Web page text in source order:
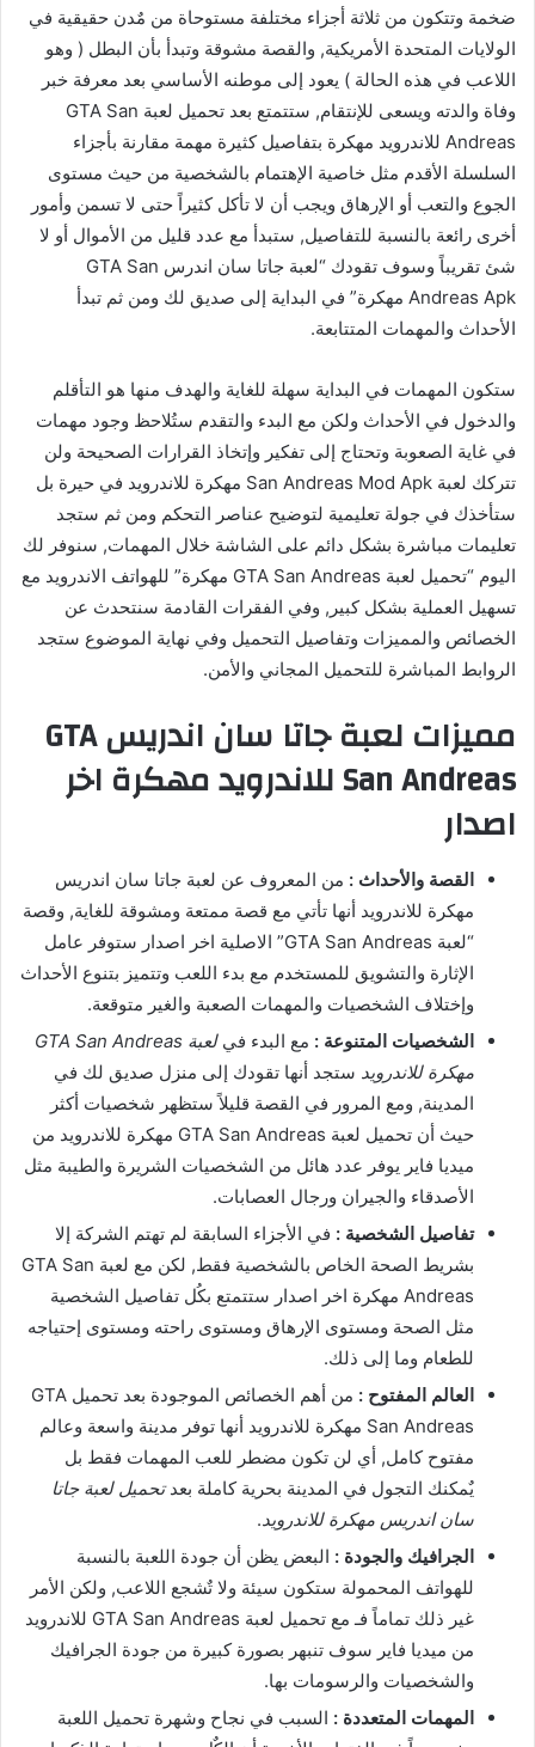
ضخمة وتتكون من ثلاثة أجزاء مختلفة مستوحاة من مٌدن حقيقية في
الولايات المتحدة الأمريكية, والقصة مشوقة وتبدأ بأن البطل ( وهو
اللاعب في هذه الحالة ) يعود إلى موطنه الأساسي بعد معرفة خبر
وفاة والدته ويسعى للإنتقام, ستتمتع بعد تحميل لعبة GTA San
Andreas للاندرويد مهكرة بتفاصيل كثيرة مهمة مقارنة بأجزاء
السلسلة الأقدم مثل خاصية الإهتمام بالشخصية من حيث مستوى
الجوع والتعب أو الإرهاق ويجب أن لا تأكل كثيراً حتى لا تسمن وأمور
أخرى رائعة بالنسبة للتفاصيل, ستبدأ مع عدد قليل من الأموال أو لا
شئ تقريباً وسوف تقودك “لعبة جاتا سان اندرس GTA San
Andreas Apk مهكرة” في البداية إلى صديق لك ومن ثم تبدأ
الأحداث والمهمات المتتابعة.
ستكون المهمات في البداية سهلة للغاية والهدف منها هو التأقلم
والدخول في الأحداث ولكن مع البدء والتقدم ستُلاحظ وجود مهمات
في غاية الصعوبة وتحتاج إلى تفكير وإتخاذ القرارات الصحيحة ولن
تتركك لعبة San Andreas Mod Apk مهكرة للاندرويد في حيرة بل
ستأخذك في جولة تعليمية لتوضيح عناصر التحكم ومن ثم ستجد
تعليمات مباشرة بشكل دائم على الشاشة خلال المهمات, سنوفر لك
اليوم “تحميل لعبة GTA San Andreas مهكرة” للهواتف الاندرويد مع
تسهيل العملية بشكل كبير, وفي الفقرات القادمة سنتحدث عن
الخصائص والمميزات وتفاصيل التحميل وفي نهاية الموضوع ستجد
الروابط المباشرة للتحميل المجاني والأمن.
مميزات لعبة جاتا سان اندريس GTA
San Andreas للاندرويد مهكرة اخر
اصدار
القصة والأحداث : من المعروف عن لعبة جاتا سان اندريس
مهكرة للاندرويد أنها تأتي مع قصة ممتعة ومشوقة للغاية, وقصة
“لعبة GTA San Andreas” الاصلية اخر اصدار ستوفر عامل
الإثارة والتشويق للمستخدم مع بدء اللعب وتتميز بتنوع الأحداث
وإختلاف الشخصيات والمهمات الصعبة والغير متوقعة.
الشخصيات المتنوعة : مع البدء في
لعبة GTA San Andreas
مهكرة للاندرويد ستجد أنها تقودك إلى منزل صديق لك في
المدينة, ومع المرور في القصة قليلاً ستظهر شخصيات أكثر
حيث أن تحميل لعبة GTA San Andreas مهكرة للاندرويد من
ميديا فاير يوفر عدد هائل من الشخصيات الشريرة والطيبة مثل
الأصدقاء والجيران ورجال العصابات.
تفاصيل الشخصية : في الأجزاء السابقة لم تهتم الشركة إلا
بشريط الصحة الخاص بالشخصية فقط, لكن مع لعبة GTA San
Andreas مهكرة اخر اصدار ستتمتع بكُل تفاصيل الشخصية
مثل الصحة ومستوى الإرهاق ومستوى راحته ومستوى إحتياجه
للطعام وما إلى ذلك.
العالم المفتوح :
من أهم الخصائص الموجودة بعد تحميل GTA
San Andreas مهكرة للاندرويد أنها توفر مدينة واسعة وعالم
مفتوح كامل, أي لن تكون مضطر للعب المهمات فقط بل
يٌمكنك التجول في المدينة بحرية كاملة بعدتحميل لعبة جاتا
سان اندريس مهكرة للاندرويد.
الجرافيك والجودة : البعض يظن أن جودة اللعبة بالنسبة
للهواتف المحمولة ستكون سيئة ولا تٌشجع اللاعب, ولكن الأمر
غير ذلك تماماً فـ مع تحميل لعبة GTA San Andreas للاندرويد
من ميديا فاير سوف تنبهر بصورة كبيرة من جودة الجرافيك
والشخصيات والرسومات بها.
المهمات المتعددة : السبب في نجاح وشهرة تحميل اللعبة